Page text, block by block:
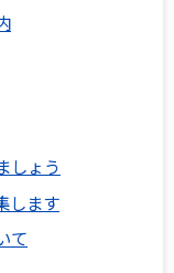
しょう
します
て